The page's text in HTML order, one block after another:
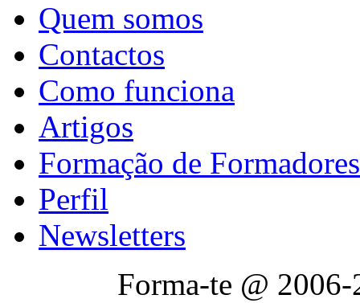
Quem somos
Contactos
Como funciona
Artigos
Formação de Formadores
Perfil
Newsletters
Forma-te @